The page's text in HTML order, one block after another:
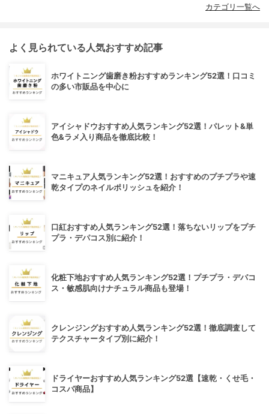
カテゴリ一覧へ
よく見られている人気おすすめ記事
ホワイトニング歯磨き粉おすすめランキング52選！口コミ
の多い市販品を中心に
アイシャドウおすすめ人気ランキング52選！パレット&単
色&ラメ入り商品を徹底比較！
マニキュア人気ランキング52選！おすすめのプチプラや速
乾タイプのネイルポリッシュを紹介！
口紅おすすめ人気ランキング52選！落ちないリップをプチ
プラ・デパコス別に紹介！
化粧下地おすすめ人気ランキング52選！プチプラ・デパコ
ス・敏感肌向けナチュラル商品も登場！
クレンジングおすすめ人気ランキング52選！徹底調査して
テクスチャータイプ別に紹介！
ドライヤーおすすめ人気ランキング52選【速乾・くせ毛・
コスパ商品】